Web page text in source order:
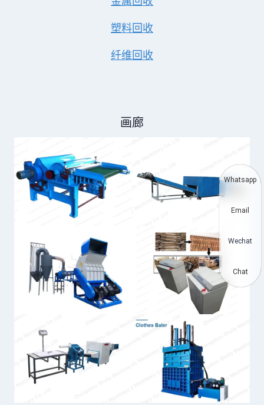
塑料回收
纤维回收
画廊
Whatsapp
Email
Wechat
Chat